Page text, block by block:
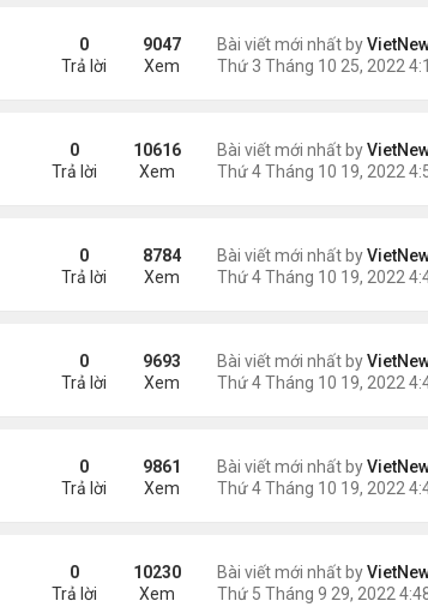
quay lại Bài viết mới nhất by
0
Trả lời
9047
Xem
Bài viết mới nhất by
0
Trả lời
10616
Xem
Dubai Bài viết mới nhất by
0
Trả lời
8784
Xem
Bài viết mới nhất by
0
Trả lời
9693
Xem
Bài viết mới nhất by
0
Trả lời
9861
Xem
Bài viết mới nhất by
0
Trả lời
10230
Xem